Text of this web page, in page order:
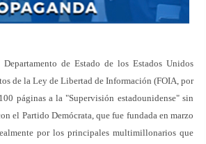
de Estado de los Estados Unidos
de la Ley de Libertad de Información (FOIA, por
páginas a la "Supervisión estadounidense" sin
el Partido Demócrata, que fue fundada en marzo
por los principales multimillonarios que